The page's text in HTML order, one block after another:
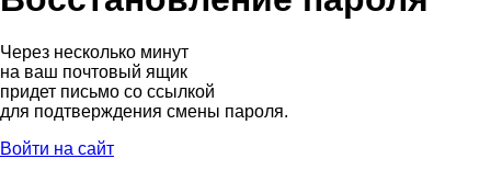
Через несколько минут
на ваш почтовый ящик
придет письмо со ссылкой
для подтверждения смены пароля.
Войти на сайт